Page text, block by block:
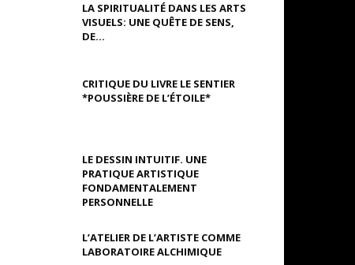
LA SPIRITUALITÉ DANS LES ARTS
VISUELS: UNE QUÊTE DE SENS,
DE...
CRITIQUE DU LIVRE LE SENTIER
*POUSSIÈRE DE L’ÉTOILE*
LE DESSIN INTUITIF. UNE
PRATIQUE ARTISTIQUE
FONDAMENTALEMENT
PERSONNELLE
L’ATELIER DE L’ARTISTE COMME
LABORATOIRE ALCHIMIQUE